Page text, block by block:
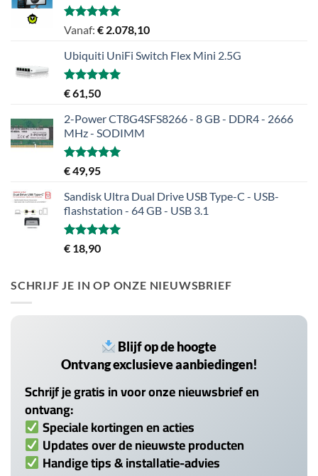
Gewaardeerd
Vanaf: € 2.078,10
Ubiquiti UniFi Switch Flex Mini 2.5G
Gewaardeerd
uit 5
€61,50
2-Power CT8G4SFS8266 - 8 GB - DDR4 - 2666
MHz - SODIMM
Gewaardeerd
uit 5
€49,95
Sandisk Ultra Dual Drive USB Type-C - USB-
flashstation - 64 GB - USB 3.1
Gewaardeerd
uit 5
€ 18,90
SCHRIJF JE IN OP ONZE NIEUWSBRIEF
Blijf op de hoogte
Ontvang exclusieve aanbiedingen!
Schrijf je gratis in voor onze nieuwsbrief en
ontvang:
Speciale kortingen en acties
Updates over de nieuwste producten
Handige tips & installatie-advies